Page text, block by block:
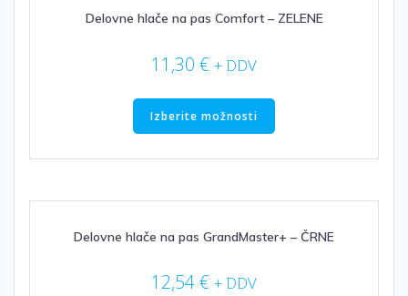
izberete
Delovne hlače na pas Comfort – ZELENE
11,30 € + DDV
Izberite možnosti
Ta
ima
več
Možnosti
izberete
Delovne hlače na pas GrandMaster+ – ČRNE
12,54€ + DDV